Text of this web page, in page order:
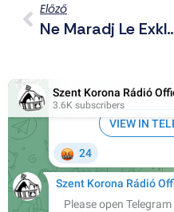
Előző
Ne Maradj Le Exkluzív Telegram